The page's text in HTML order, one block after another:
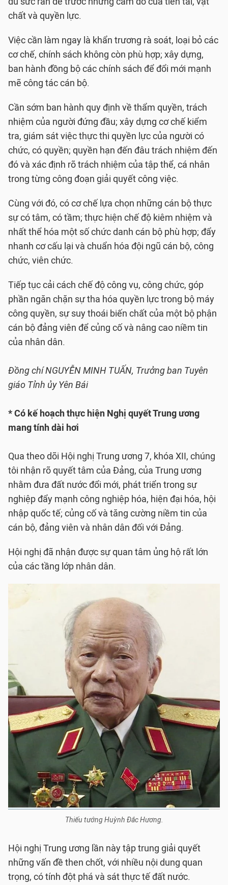
chất và quyền lực.
Việc cần làm ngay là khẩn trương rà soát, loại bỏ các
cơ chế, chính sách không còn phù hợp; xây dựng,
ban hành đồng bộ các chính sách để đổi mới mạnh
mẽ công tác cán bộ.
Cần sớm ban hành quy định về thẩm quyền, trách
nhiệm của người đứng đầu; xây dựng cơ chế kiểm
tra, giám sát việc thực thi quyền lực của người có
chức, có quyền; quyền hạn đến đâu trách nhiệm đến
đó và xác định rõ trách nhiệm của tập thể, cá nhân
trong từng công đoạn giải quyết công việc.
Cùng với đó, có cơ chế lựa chọn những cán bộ thực
sự có tâm, có tầm; thực hiện chế độ kiêm nhiệm và
nhất thể hóa một số chức danh cán bộ phù hợp; đẩy
nhanh cơ cấu lại và chuẩn hóa đội ngũ cán bộ, công
chức, viên chức.
Tiếp tục cải cách chế độ công vụ, công chức, góp
phần ngăn chặn sự tha hóa quyền lực trong bộ máy
công quyền, sự suy thoái biến chất của một bộ phận
cán bộ đảng viên để củng cố và nâng cao niềm tin
của nhân dân.
Đồng chí NGUYỄN MINH TUẤN, Trưởng ban Tuyên
giáo Tỉnh ủy Yên Bái
* Có kế hoạch thực hiện Nghị quyết Trung ương
mang tính dài hơi
Qua theo dõi Hội nghị Trung ương 7, khóa XII, chúng
tôi nhận rõ quyết tâm của Đảng, của Trung ương
nhằm đưa đất nước đổi mới, phát triển trong sự
nghiệp đẩy mạnh công nghiệp hóa, hiện đại hóa, hội
nhập quốc tế; củng cố và tăng cường niềm tin của
cán bộ, đảng viên và nhân dân đối với Đảng.
Hội nghị đã nhận được sự quan tâm ủng hộ rất lớn
của các tầng lớp nhân dân.
Thiếu tướng Huỳnh Đắc Hương.
Hội nghị Trung ương lần này tập trung giải quyết
những vấn đề then chốt, với nhiều nội dung quan
trọng, có tính đột phá và sát thực tế đất nước.